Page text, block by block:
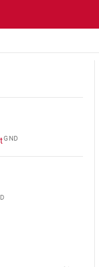
GND